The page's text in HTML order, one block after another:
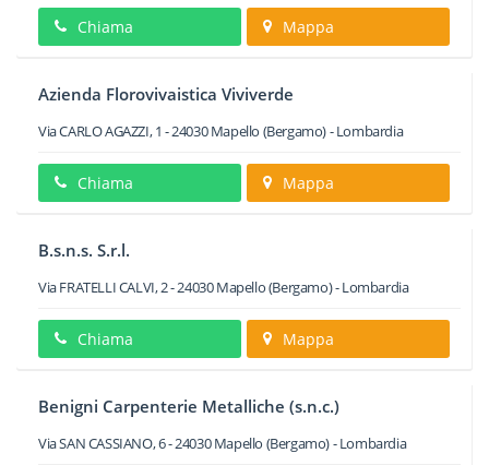
Chiama Mappa
Azienda Florovivaistica Viviverde
Via CARLO AGAZZI, 1 -24030 Mapello (Bergamo) -Lombardia
Chiama Mappa
B.s.n.s. S.r.l.
Via FRATELLI CALVI, 2-24030Mapello(Bergamo) -Lombardia
Chiama Mappa
Benigni Carpenterie Metalliche (s.n.c.)
Via SAN CASSIANO, 6-24030 Mapello (Bergamo) -Lombardia